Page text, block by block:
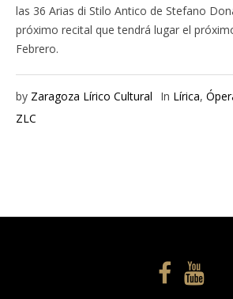
las 36 Arias di Stilo Antico de Stefano
próximo recital que tendrá lugar el
Febrero.
by Zaragoza Lírico Cultural In Lírica,
ZLC